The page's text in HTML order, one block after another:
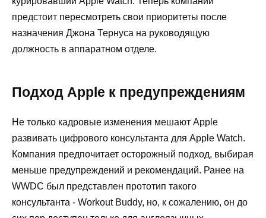
предстоит пересмотреть свои приоритеты после
назначения Джона Тернуса на руководящую
должность в аппаратном отделе.
Подход Apple к предупреждениям
Не только кадровые изменения мешают Apple
развивать цифрового консультанта для Apple Watch.
Компания предпочитает осторожный подход, выбирая
меньше предупреждений и рекомендаций. Ранее на
WWDC был представлен прототип такого
консультанта - Workout Buddy, но, к сожалению, он до